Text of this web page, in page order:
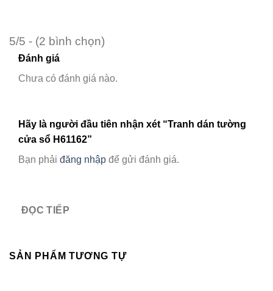
5/5 - (2 bình chọn)
Đánh giá
Chưa có đánh giá nào.
Hãy là người đầu tiên nhận xét “Tranh dán tường
cửa sổ H61162”
Bạn phải đăng nhập để gửi đánh giá.
ĐỌC TIẾP
SẢN PHẨM TƯƠNG TỰ